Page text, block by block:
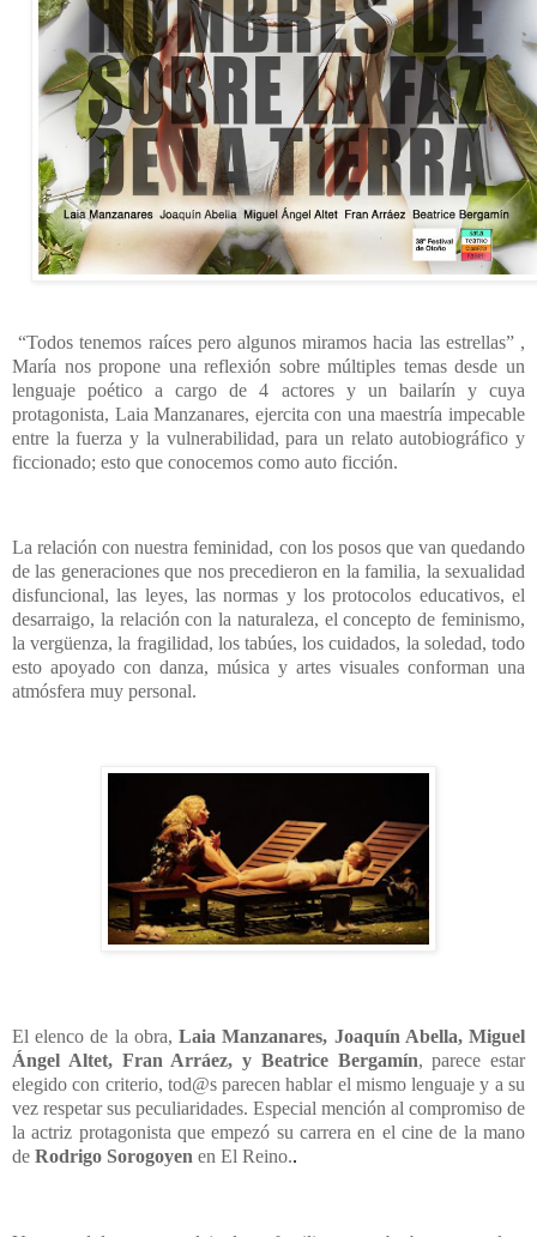
“Todos tenemos raíces pero algunos miramos hacia las estrellas” ,
María nos propone una reflexión sobre múltiples temas desde un
lenguaje poético a cargo de 4 actores y un bailarín y cuya
protagonista, Laia Manzanares, ejercita con una maestría impecable
entre la fuerza y la vulnerabilidad, para un relato autobiográfico y
ficcionado; esto que conocemos como auto ficción.
La relación con nuestra feminidad, con los posos que van quedando
de las generaciones que nos precedieron en la familia, la sexualidad
disfuncional, las leyes, las normas y los protocolos educativos, el
desarraigo, la relación con la naturaleza, el concepto de feminismo,
la vergüenza, la fragilidad, los tabúes, los cuidados, la soledad, todo
esto apoyado con danza, música y artes visuales conforman una
atmósfera muy personal.
El elenco de la obra,Laia Manzanares, Joaquín Abella, Miguel
Ángel Altet, Fran Arráez, y Beatrice Bergamín, parece estar
elegido con criterio, tod@s parecen hablar el mismo lenguaje y a su
vez respetar sus peculiaridades. Especial mención al compromiso de
la actriz protagonista que empezó su carrera en el cine de la mano
de Rodrigo Sorogoyen en El Reino..